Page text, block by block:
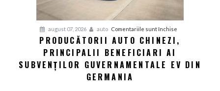
și
100%
august 07, 2026 auto Comentariile sunt închise
chinezi,
PRODUCĂTORII AUTO CHINEZI,
PRINCIPALII BENEFICIARI AI
SUBVENȚILOR GUVERNAMENTALE EV DIN
GERMANIA